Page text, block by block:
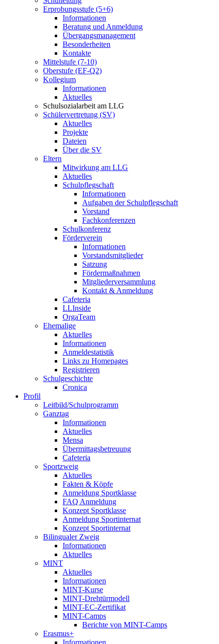
Erprobungsstufe (5+6)
Informationen
Beratung und Anmeldung
Übergangsmanagement
Besonderheiten
Kontakte
Mittelstufe (7-10)
Oberstufe (EF-Q2)
Kollegium
Informationen
Aktuelles
Schulsozialarbeit am LLG
Schülervertretung (SV)
Aktuelles
Projekte
Dateien
Über die SV
Eltern
Mitwirkung am LLG
Aktuelles
Schulpflegschaft
Informationen
Aufgaben der Schulpflegschaft
Vorstand
Fachkonferenzen
Schulkonferenz
Förderverein
Informationen
Vorstandsmitglieder
Satzung
Fördermaßnahmen
Mitgliederversammlung
Kontakt & Anmeldung
Cafeteria
LLInside
OrgaTeam
Ehemalige
Aktuelles
Informationen
Anmeldestatistik
Links zu Homepages
Registrieren
Schulgeschichte
Cronica
Profil
Leitbild/Schulprogramm
Ganztag
Informationen
Aktuelles
Mensa
Übermittagsbetreuung
Cafeteria
Sportzweig
Aktuelles
Fakten & Köpfe
Anmeldung Sportklasse
FAQ Anmeldung
Konzept Sportklasse
Anmeldung Sportinternat
Konzept Sportinternat
Bilingualer Zweig
Informationen
Aktuelles
MINT
Aktuelles
Informationen
MINT-Kurse
MINT-Drehtürmodell
MINT-EC-Zertifikat
MINT-Camps
Berichte von MINT-Camps
Erasmus+
Informationen